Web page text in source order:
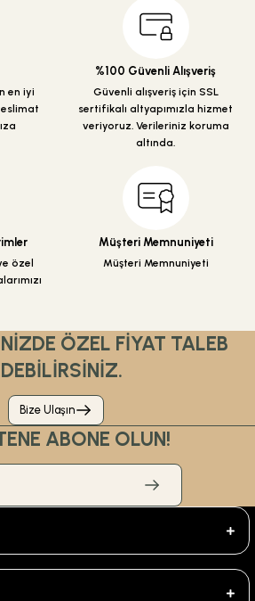
veya görüntülenemiyor.
bilgiler bulunuyor.
daha pahalı.
alternatifler olmalı.
en iyi
%100 Güvenli Alışveriş
Güvenli alışveriş için SSL
sertifikalı altyapımızla hizmet
veriyoruz. Verileriniz koruma
altında.
özel
Müşteri Memnuniyeti
Müşteri Memnuniyeti
ÖZEL FİYAT TALEB
Bize Ulaşın
ABONE OLUN!